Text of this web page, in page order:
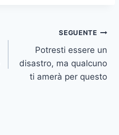
SEGUENTE
Potresti essere un
disastro, ma qualcuno
ti amerà per questo